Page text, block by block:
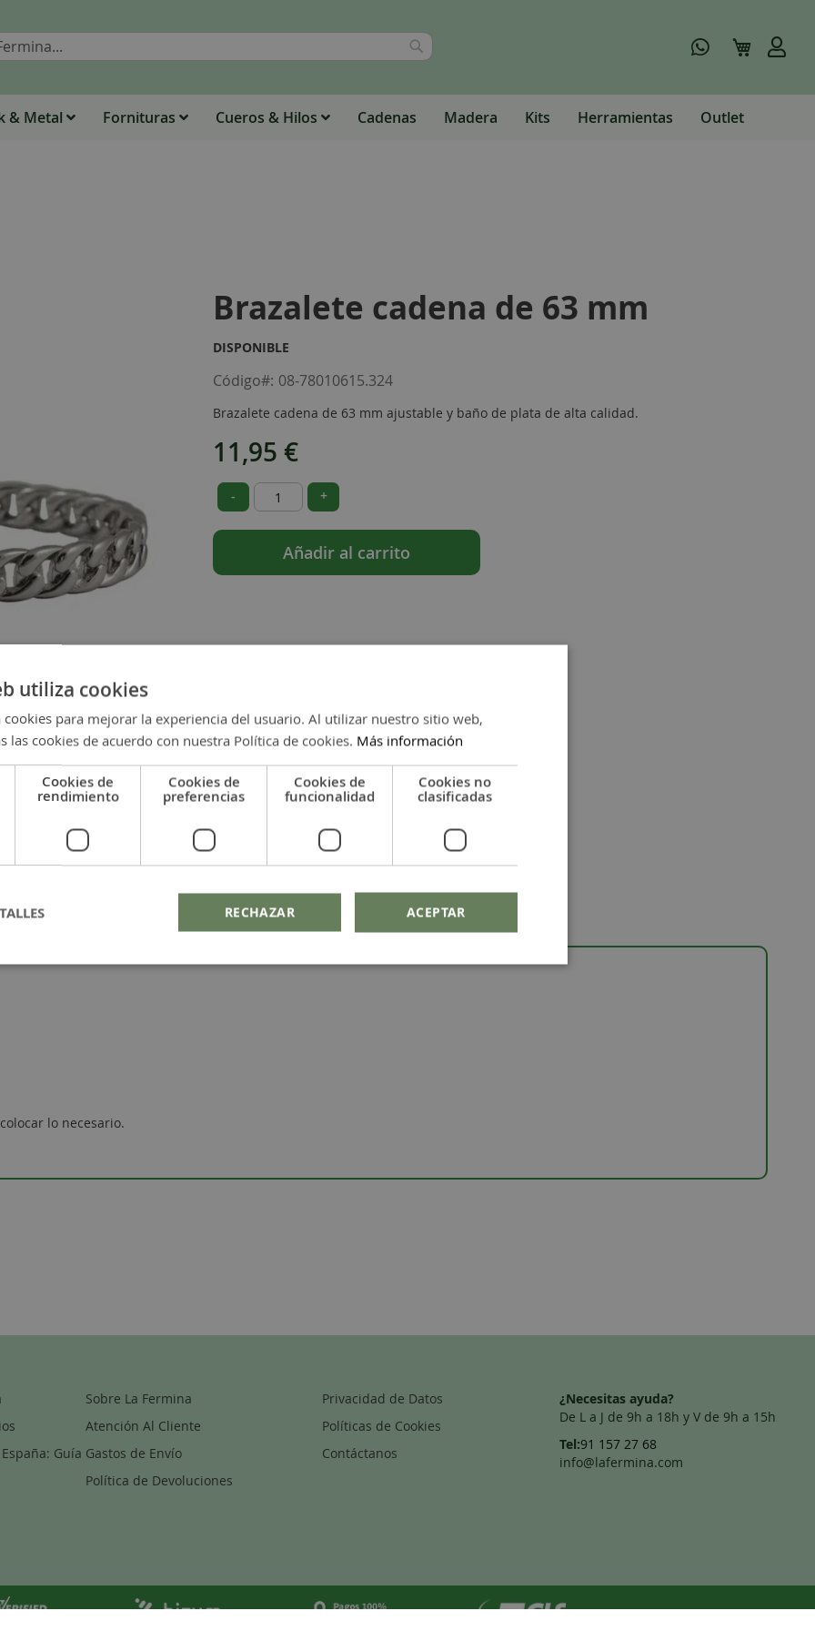
Buscar
Buscar Mi carrito
& Metal Fornituras Cueros & Hilos Cadenas Madera Kits Herramientas Outlet
Brazalete cadena de 63 mm
DISPONIBLE
Código 08-78010615.324
Brazalete cadena de 63 mm ajustable y baño de plata de alta calidad.
11,95 €
- +
Añadir al carrito
lo necesario.
Guía
Sobre La Fermina
Atención Al Cliente
Gastos de Envío
Política de Devoluciones
Privacidad de Datos
Políticas de Cookies
Contáctanos
¿Necesitas ayuda?
De L a J de 9h a 18h y V de 9h a 15h
Tel:91 157 27 68
info@lafermina.com
utiliza cookies
cookies para mejorar la experiencia del usuario. Al utilizar nuestro sitio web,
las cookies de acuerdo con nuestra Política de cookies. Más información
Cookies de
rendimiento
Cookies de
preferencias
Cookies de
funcionalidad
Cookies no
clasificadas
ACEPTAR
RECHAZAR